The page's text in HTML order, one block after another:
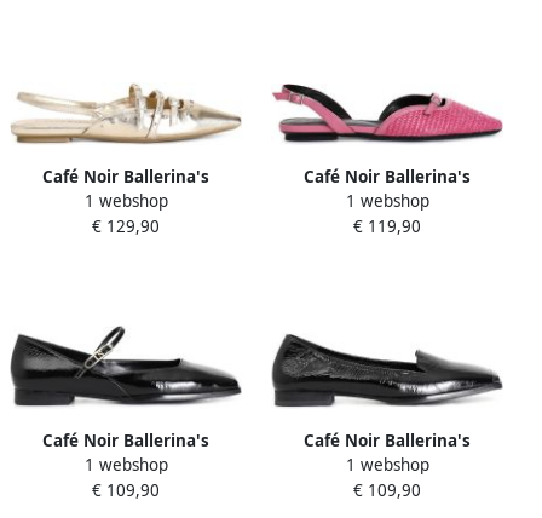
Café Noir Ballerina's
C1ED4012
1 webshop
€ 129,90
Café Noir Ballerina's
C1ED9014
1 webshop
€ 119,90
Café Noir Ballerina's
C1EC3005
1 webshop
€ 109,90
Café Noir Ballerina's
C1EC3001
1 webshop
€ 109,90